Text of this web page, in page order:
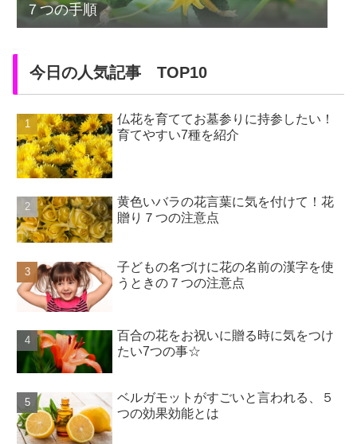
７つの手順
今日の人気記事 TOP10
仏花を育ててお墓参りに持参したい！
育てやすい7種を紹介
黄色いバラの花言葉に気を付けて！花
贈り７つの注意点
子どもの名づけに花の名前の漢字を使
うときの７つの注意点
百合の花をお祝いに贈る時に気をつけ
たい7つの事☆
ベルガモットがすごいと言われる、５
つの効果効能とは